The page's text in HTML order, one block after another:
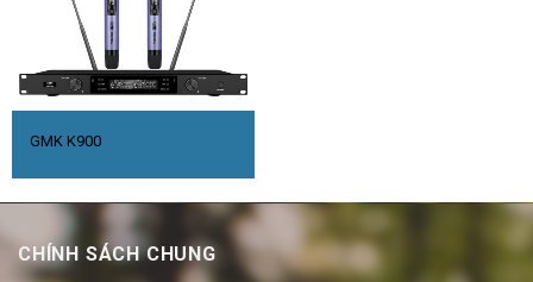
GMK K900
CHÍNH SÁCH CHUNG